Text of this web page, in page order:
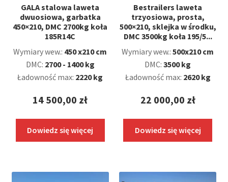
GALA stalowa laweta
dwuosiowa, garbatka
450×210, DMC 2700kg koła
185R14C
Wymiary wew.: 450 x210 cm
DMC: 2700 - 1400 kg
Ładowność max: 2220 kg
14 500,00 zł
Dowiedz się więcej
Bestrailers laweta
trzyosiowa, prosta,
500×210, sklejka w środku,
DMC 3500kg koła 195/5...
Wymiary wew.:500x210 cm
DMC:3500 kg
Ładowność max: 2620 kg
22 000,00 zł
Dowiedz się więcej